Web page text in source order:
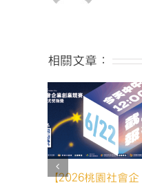
相關文章：
【2026桃園社會企